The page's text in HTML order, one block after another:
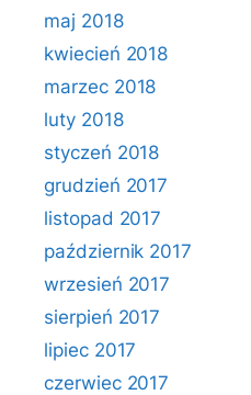
maj 2018
kwiecień 2018
marzec 2018
luty 2018
styczeń 2018
grudzień 2017
listopad 2017
październik 2017
wrzesień 2017
sierpień 2017
lipiec 2017
czerwiec 2017